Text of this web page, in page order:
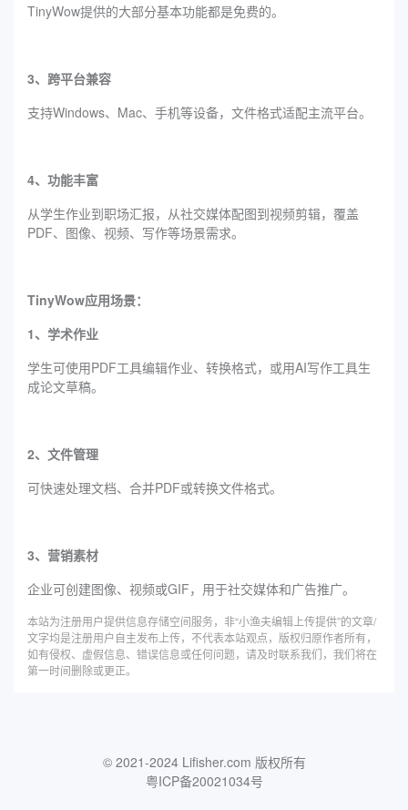
TinyWow提供的大部分基本功能都是免费的。
3、跨平台兼容
支持Windows、Mac、手机等设备，文件格式适配主流平台。
4、功能丰富
从学生作业到职场汇报，从社交媒体配图到视频剪辑，覆盖
PDF、图像、视频、写作等场景需求。
TinyWow应用场景：
1、学术作业
学生可使用PDF工具编辑作业、转换格式，或用AI写作工具生
成论文草稿。
2、文件管理
可快速处理文档、合并PDF或转换文件格式。
3、营销素材
企业可创建图像、视频或GIF，用于社交媒体和广告推广。
本站为注册用户提供信息存储空间服务，非“小渔夫编辑上传提供”的文章/
文字均是注册用户自主发布上传，不代表本站观点，版权归原作者所有，
如有侵权、虚假信息、错误信息或任何问题，请及时联系我们，我们将在
第一时间删除或更正。
© 2021-2024 Lifisher.com 版权所有
粤ICP备20021034号